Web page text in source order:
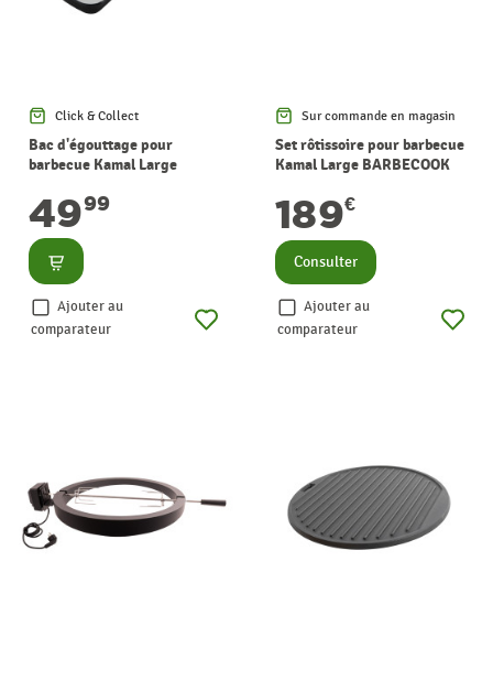
Click & Collect
Bac d'égouttage pour
barbecue Kamal Large
4999
Consulter
Ajouter au
comparateur
Sur commande en magasin
Set rôtissoire pour barbecue
Kamal Large BARBECOOK
189€
Consulter
Ajouter au
comparateur